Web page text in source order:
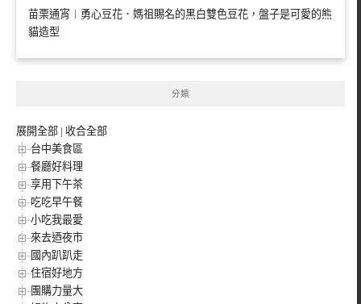
苗栗通宵︱勇心豆花．媽祖賜名的黑白雙色豆花，盤子是可愛的熊
貓造型
分類
展開全部 | 收合全部
台中美食區
餐廳好料理
享用下午茶
吃吃早午餐
小吃我最愛
來去迺夜市
國內趴趴走
住宿好地方
團購力量大